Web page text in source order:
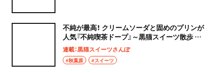
不純が最高！ クリームソーダと固めのプリンが
人気『不純喫茶ドープ』～黒猫スイーツ散歩 秋
葉原編⑤～
連載：黒猫スイーツさんぽ
#秋葉原 #スイーツ